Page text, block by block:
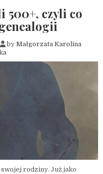
500+, czyli co
by Małgorzata Karolina
rodziny. Już jako